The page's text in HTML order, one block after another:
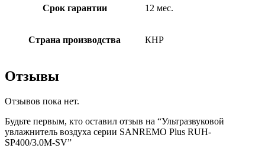
Срок гарантии 12 мес.
Страна производства КНР
Отзывы
Отзывов пока нет.
Будьте первым, кто оставил отзыв на “Ультразвуковой
увлажнитель воздуха серии SANREMO Plus RUH-
SP400/3.0M-SV”